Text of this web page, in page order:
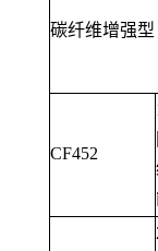
碳纤维增强型
CF452